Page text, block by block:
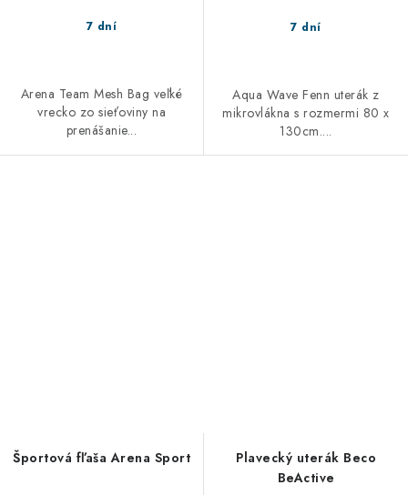
7 dní
Arena Team Mesh Bag veľké
vrecko zo sieťoviny na
prenášanie...
7 dní
Aqua Wave Fenn uterák z
mikrovlákna s rozmermi 80 x
130cm....
Športová fľaša Arena Sport
Plavecký uterák Beco
BeActive